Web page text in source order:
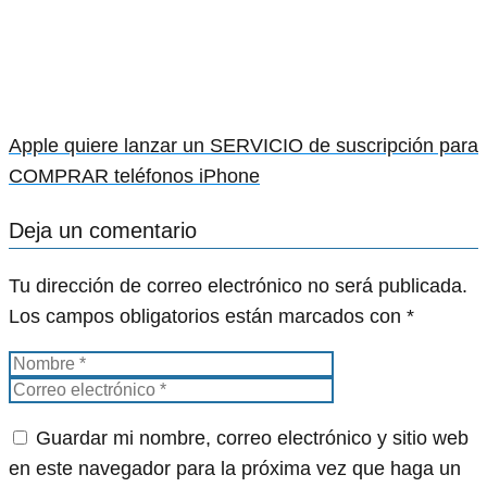
Apple quiere lanzar un SERVICIO de suscripción para
COMPRAR teléfonos iPhone
Deja un comentario
Tu dirección de correo electrónico no será publicada.
Los campos obligatorios están marcados con *
Guardar mi nombre, correo electrónico y sitio web
en este navegador para la próxima vez que haga un